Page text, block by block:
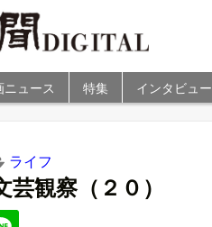
ニュース 特集 インタビュー
ライフ
観察（２０）